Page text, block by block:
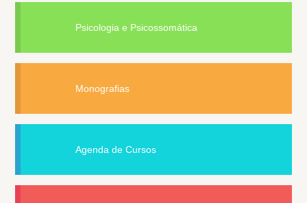
Psicologia e Psicossomática
Monografias
Agenda de Cursos